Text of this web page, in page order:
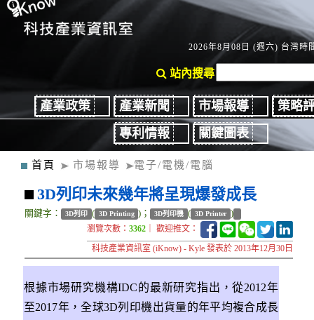
2026年8月08日 (週六) 台灣時
站內搜尋
產業政策 產業新聞 市場報導
策略
專利情報
關鍵圖表
首頁 市場報導 電子/電機/電腦
3D列印未來幾年將呈現爆發成長
關鍵字： 3D列印 ( 3D Printing )； 3D列印機 ( 3D Printer )
瀏覽次數：3362 ｜ 歡迎推文：
科技產業資訊室 (iKnow) - Kyle 發表於 2013年12月30日
根據市場研究機構IDC的最新研究指出，從2012年
至2017年，全球3D列印機出貨量的年平均複合成長